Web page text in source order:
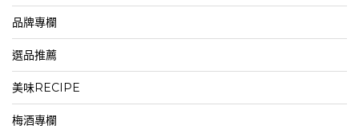
品牌專欄
選品推薦
美味RECIPE
梅酒專欄